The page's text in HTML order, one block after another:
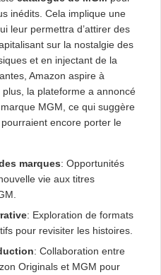
inédits. Cela implique une
leur permettra d’attirer des
sur la nostalgie des
et en injectant de la
Amazon aspire à
la plateforme a annoncé
MGM, ce qui suggère
encore porter le
marques: Opportunités
vie aux titres
: Exploration de formats
pour revisiter les histoires.
: Collaboration entre
Originals et MGM pour